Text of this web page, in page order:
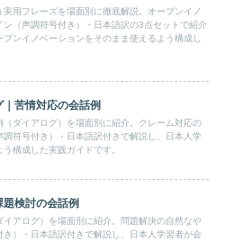
用フレーズを場面別に徹底解説。オープンイノ
（声調符号付き）・日本語訳の3点セットで紹介
ンイノベーションをそのまま使えるよう構成し
苦情対応の会話例
ダイアログ）を場面別に紹介。クレーム対応の
符号付き）・日本語訳付きで解説し、日本人学
構成した実践ガイドです。
検討の会話例
アログ）を場面別に紹介。問題解決の自然なや
）・日本語訳付きで解説し、日本人学習者が会